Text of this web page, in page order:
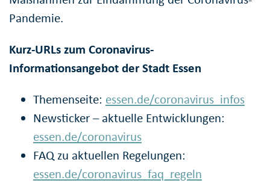
Pandemie.
Kurz-URLs zum Coronavirus-
Informationsangebot der Stadt Essen
Themenseite: essen.de/coronavirus_infos
Newsticker – aktuelle Entwicklungen:
essen.de/coronavirus
FAQ zu aktuellen Regelungen:
essen.de/coronavirus_faq_regeln